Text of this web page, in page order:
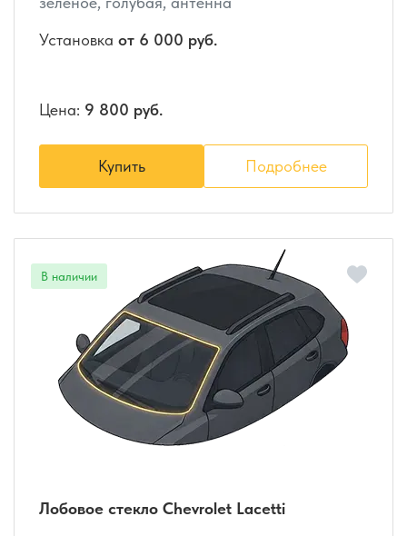
Установка от 6 000 руб.
Цена: 9 800 руб.
Купить Подробнее
Лобовое стекло Chevrolet Lacetti